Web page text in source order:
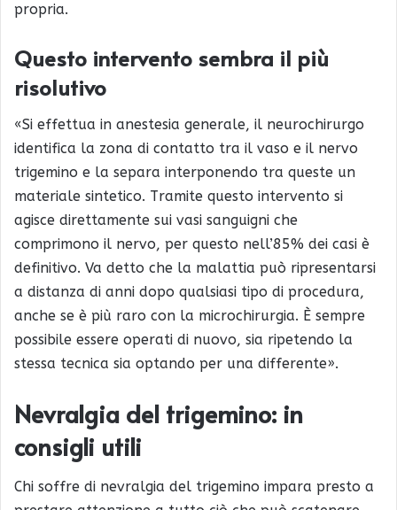
propria.
Questo intervento sembra il più
risolutivo
«Si effettua in anestesia generale, il neurochirurgo
identifica la zona di contatto tra il vaso e il nervo
trigemino e la separa interponendo tra queste un
materiale sintetico. Tramite questo intervento si
agisce direttamente sui vasi sanguigni che
comprimono il nervo, per questo nell’85% dei casi è
definitivo. Va detto che la malattia può ripresentarsi
a distanza di anni dopo qualsiasi tipo di procedura,
anche se è più raro con la microchirurgia. È sempre
possibile essere operati di nuovo, sia ripetendo la
stessa tecnica sia optando per una differente».
Nevralgia del trigemino: in
consigli utili
Chi soffre di nevralgia del trigemino impara presto a